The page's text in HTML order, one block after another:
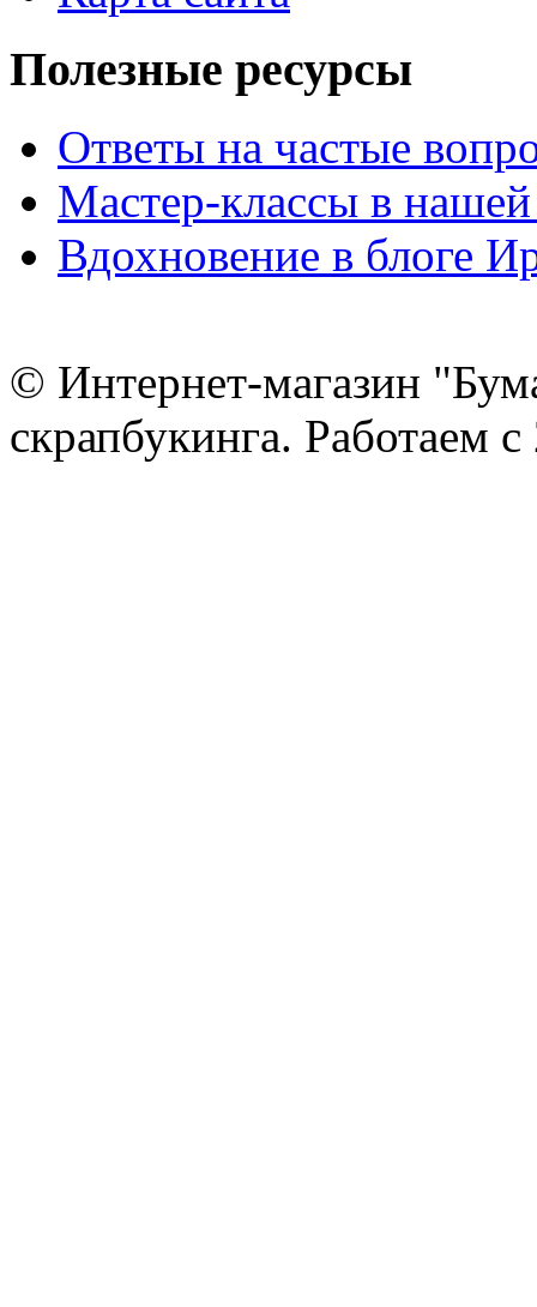
Полезные ресурсы
Ответы на частые
Мастер-классы в нашей
Вдохновение в блоге
© Интернет-магазин
скрапбукинга. Работаем с